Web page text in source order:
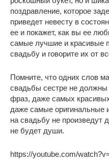
поздравление, которое
приведет невесту в
ее и покажет, как вы ее
самые лучшие и красивые
свадьбу и говорите их от
Помните, что одних слов
свадьбы сестре не
фраз, даже самых
даже самые оригинальные
на свадьбу не произведут
не будет души.
https://youtube.com/